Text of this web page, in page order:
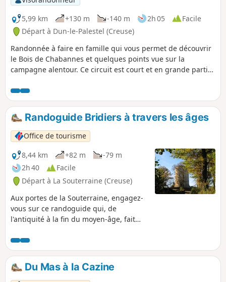
5,99 km
+130 m -140 m 2h 05
Facile
Départ à Dun-le-Palestel (Creuse)
Randonnée à faire en famille qui vous permet de découvrir
le Bois de Chabannes et quelques points vue sur la
campagne alentour. Ce circuit est court et en grande partie
enfants.
Randoguide Bridiers à travers les âges
Office de tourisme
8,44 km
+82 m
-79 m
2h 40
Facile
Départ à La Souterraine (Creuse)
Aux portes de la Souterraine, engagez-
vous sur ce randoguide qui, de
l'antiquité à la fin du moyen-âge, fait
L'occupation humaine est ici une longue
histoire dont on peut suivre l'évolution
dans le paysage. Des abords de l'Étang
du Cheix aux chemins creux bordés de
Du Mas à la Cazine